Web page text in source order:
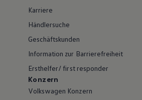
Karriere
Händlersuche
Geschäftskunden
Information zur Barrierefreiheit
Ersthelfer/ first responder
Konzern
Volkswagen Konzern